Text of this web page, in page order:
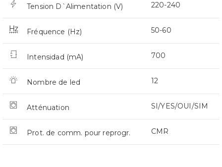
Tension D`Alimentation (V) 220-240
Fréquence (Hz) 50-60
Intensidad (mA) 700
Nombre de led 12
Atténuation SI/YES/OUI/SIM
Prot. de comm. pour reprogr. CMR